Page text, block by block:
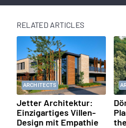
RELATED ARTICLES
ARCHITECTS
Jetter Architektur:
Einzigartiges Villen-
Design mit Empathie